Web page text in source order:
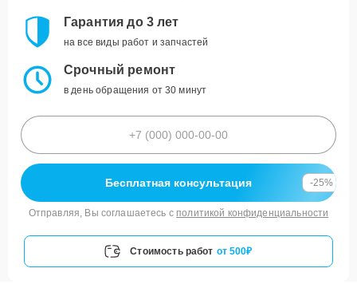
Гарантия до 3 лет
на все виды работ и запчастей
Срочный ремонт
в день обращения от 30 минут
Бесплатная консультация -25%
Отправляя, Вы соглашаетесь с политикой конфиденциальности
Стоимость работ от 500₽